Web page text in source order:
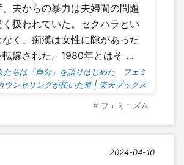
、夫からの暴力は夫婦間の問題
く扱われていた。セクハラとい
なく、痴漢は女性に隙があった
転嫁された。1980年とはそ …
たちは「自分」を語りはじめた フェミ
ウンセリングが拓いた道 | 楽天ブックス
フェミニズム
2024-04-10